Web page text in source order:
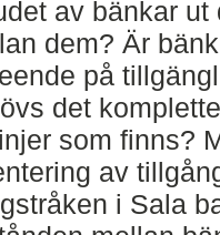
av bänkar
dem? Är
på
det
som finns?
av
i Sala